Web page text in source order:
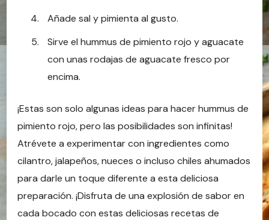
Añade sal y pimienta al gusto.
Sirve el hummus de pimiento rojo y aguacate
con unas rodajas de aguacate fresco por
encima.
¡Estas son solo algunas ideas para hacer hummus de
pimiento rojo, pero las posibilidades son infinitas!
Atrévete a experimentar con ingredientes como
cilantro, jalapeños, nueces o incluso chiles ahumados
para darle un toque diferente a esta deliciosa
preparación. ¡Disfruta de una explosión de sabor en
cada bocado con estas deliciosas recetas de